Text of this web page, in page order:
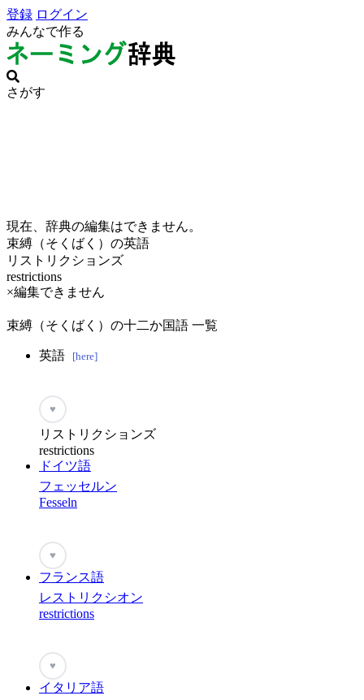
登録 ログイン
みんなで作る
さがす
現在、辞典の編集はできません。
束縛（そくばく）の英語
リストリクションズ
restrictions
×編集できません
束縛（そくばく）の十二か国語 一覧
英語 [here]
♥
リストリクションズ
restrictions
ドイツ語
フェッセルン
Fesseln
♥
フランス語
レストリクシオン
restrictions
♥
イタリア語